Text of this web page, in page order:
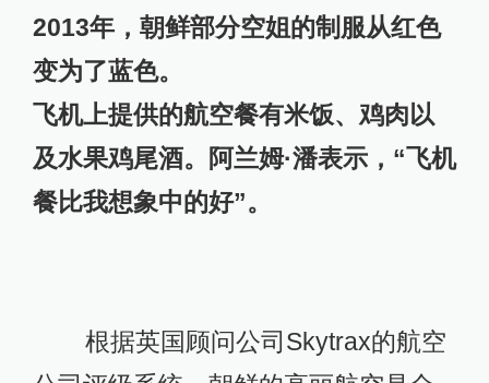
2013年，朝鲜部分空姐的制服从红色
变为了蓝色。
飞机上提供的航空餐有米饭、鸡肉以
及水果鸡尾酒。阿兰姆·潘表示，“飞机
餐比我想象中的好”。
根据英国顾问公司Skytrax的航空